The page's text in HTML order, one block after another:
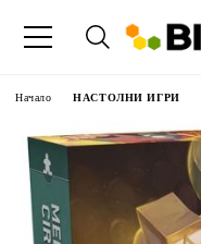
Начало НАСТОЛНИ ИГРИ